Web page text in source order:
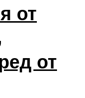
от
от